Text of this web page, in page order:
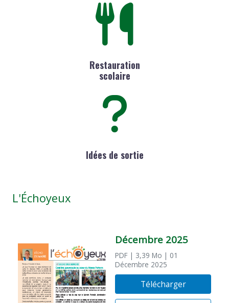
Restauration
scolaire
Idées de sortie
L'Échoyeux
Décembre 2025
PDF | 3,39 Mo | 01
Décembre 2025
Télécharger